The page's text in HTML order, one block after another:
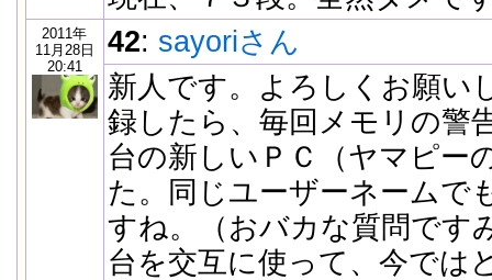
2011年
11月28日
20:41
42: sayoriさん
新人です。よろしくお願い
録したら、毎回メモリの警
台の新しいＰＣ（ヤマピー
た。同じユーザーネームで
すね。（おバカな質問です
台を交互に使って、今では